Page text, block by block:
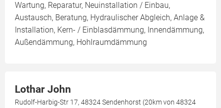
Wartung, Reparatur, Neuinstallation / Einbau,
Austausch, Beratung, Hydraulischer Abgleich, Anlage &
Installation, Kern- / Einblasdämmung, Innendämmung,
Außendämmung, Hohlraumdämmung
Lothar John
Rudolf-Harbig-Str 17, 48324 Sendenhorst (20km von 48324